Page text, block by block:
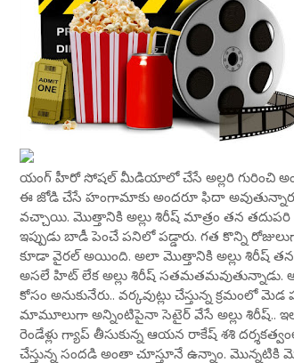
యంగ్ హీరో సోషల్ మీడియాలో చేసే అల్లరి గురించి
ఈ జోడి చేసే హంగామాకు అందరూ ఫిదా
వచ్చాయి. మొత్తానికి అల్లు శిరీష్ మాత్రం తన
ఇప్పుడు బాడీ పెంచే పనిలో పడ్డారు. గత కొన్ని
కూడా వైరల్ అయింది. అలా మొత్తానికి అల్లు శిరీష్ తన
అసలే హిట్ లేక అల్లు శిరీష్ సతమతమవుతున్నాడు.
కోసం అనుకునేరు.. వర్కవుట్లు చేస్తున్న క్రమంలో
మామూలుగా అన్నింటిపైనా సెటైర్ వేసే అల్లు శిరీష్..
రెండేళ్లు గ్యాప్‌ తీసుకున్న ఆయన రాకేష్‌ శశి
చేస్తున్న సందడి అంతా చూస్తూనే ఉన్నాం. మొన్నటికి